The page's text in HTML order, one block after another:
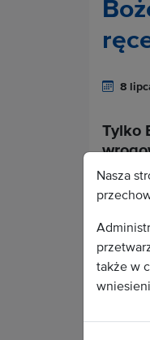
8
Tylko
one
Nasza
także w